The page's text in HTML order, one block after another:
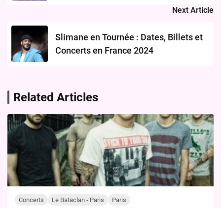
Next Article
Slimane en Tournée : Dates, Billets et
Concerts en France 2024
Related Articles
Concerts Le Bataclan - Paris Paris